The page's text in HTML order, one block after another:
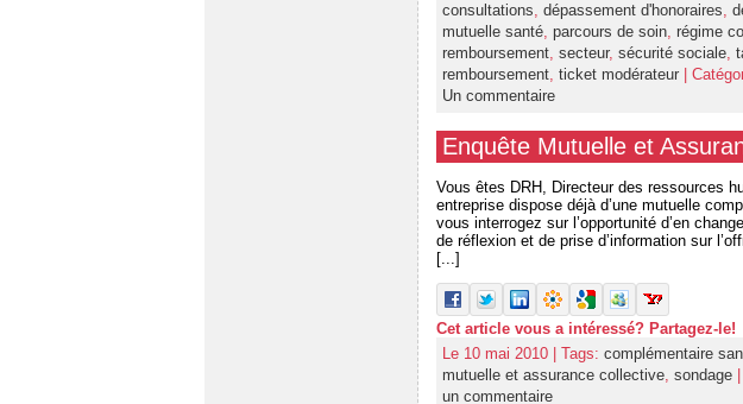
consultations, dépassement d'honoraires,
mutuelle santé, parcours de soin, régime
remboursement, secteur, sécurité sociale,
remboursement, ticket modérateur |
Un commentaire
Enquête Mutuelle et
Vous êtes DRH, Directeur des ressources
entreprise dispose déjà d’une mutuelle
vous interrogez sur l’opportunité d’en
de réflexion et de prise d’information sur
[...]
Cet article vous a intéressé? Partagez-le!
Le 10 mai 2010 | Tags: complémentaire
mutuelle et assurance collective sondage
un commentaire